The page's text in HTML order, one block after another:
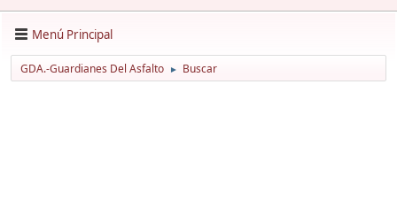
Menú Principal
GDA.-Guardianes Del Asfalto ► Buscar